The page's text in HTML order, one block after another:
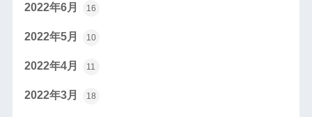
2022年6月 16
2022年5月 10
2022年4月 11
2022年3月 18